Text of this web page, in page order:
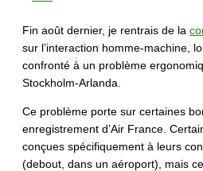
Fin août dernier, je rentrais de la
sur l’interaction homme-machine,
confronté à un problème
Stockholm-Arlanda.
Ce problème porte sur certaines
enregistrement d’Air France.
conçues spécifiquement à leurs
(debout, dans un aéroport), mais